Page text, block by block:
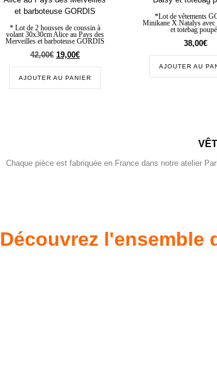
* Lot de 2 housses de coussin à
volant 30x30cm Alice au Pays des
Merveilles et barboteuse GORDIS
42,00€ 19,00€
AJOUTER AU PANIER
*Lot de vêtements
Minikane X Natalys avec
et totebag
38,00€
AJOUTER AU
Chaque pièce est fabriquée en France dans notre atelier
Découvrez l'ensemble